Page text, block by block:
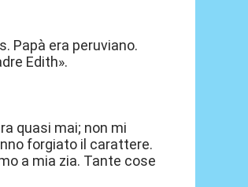
Papà era peruviano.
Edith».
quasi mai; non mi
forgiato il carattere.
a mia zia. Tante cose